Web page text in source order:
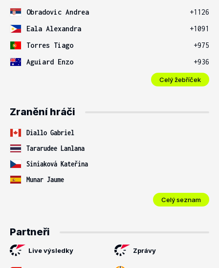
Obradovic Andrea
+1126
Eala Alexandra
+1091
Torres Tiago
+975
Aguiard Enzo
+936
Celý žebříček
Zranění hráči
Diallo Gabriel
Tararudee Lanlana
Siniaková Kateřina
Munar Jaume
Celý seznam
Partneři
Live výsledky Zprávy